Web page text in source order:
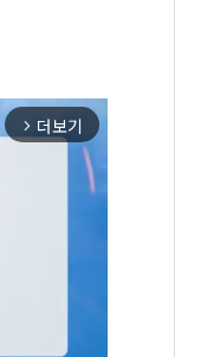
arrow_forward_ios 더보기